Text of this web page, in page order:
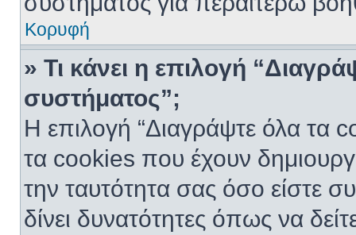
Κορυφή
» Τι κάνει η επιλογή
συστήματος”;
Η επιλογή “Διαγράψτε όλα τα
τα cookies που έχουν
την ταυτότητα σας όσο είστε
δίνει δυνατότητες όπως να